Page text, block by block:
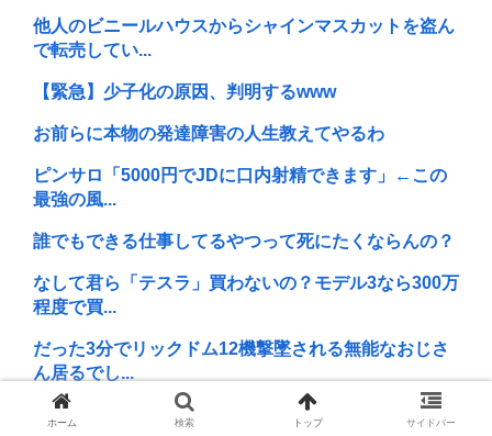
他人のビニールハウスからシャインマスカットを盗ん
で転売してい...
【緊急】少子化の原因、判明するwww
お前らに本物の発達障害の人生教えてやるわ
ピンサロ「5000円でJDに口内射精できます」←この
最強の風...
誰でもできる仕事してるやつって死にたくならんの？
なして君ら「テスラ」買わないの？モデル3なら300万
程度で買...
だった3分でリックドム12機撃墜される無能なおじさ
ん居るでし...
空調服着ながら炎天下で低賃金労働してる底辺さん
ホーム 検索 トップ サイドバー